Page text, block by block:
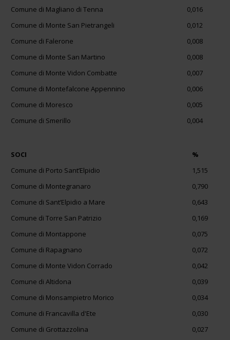
Comune di Magliano di Tenna
0,016
Comune di Monte San Pietrangeli
0,012
Comune di Falerone
0,008
Comune di Monte San Martino
0,008
Comune di Monte Vidon Combatte
0,007
Comune di Montefalcone Appennino
0,006
Comune di Moresco
0,005
Comune di Smerillo
0,004
SOCI
%
Comune di Porto Sant’Elpidio
1,515
Comune di Montegranaro
0,790
Comune di Sant’Elpidio a Mare
0,643
Comune di Torre San Patrizio
0,169
Comune di Montappone
0,075
Comune di Rapagnano
0,072
Comune di Monte Vidon Corrado
0,042
Comune di Altidona
0,039
Comune di Monsampietro Morico
0,034
Comune di Francavilla d'Ete
0,030
Comune di Grottazzolina
0,027